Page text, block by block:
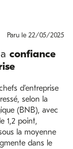
Paru le 22/05/2025
confiance
d’entreprise
selon la
(BNB), avec
1,2 point,
la moyenne
dans le